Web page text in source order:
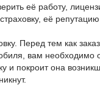
её работу,
её
Перед тем как
вам необходимо
и покроит она